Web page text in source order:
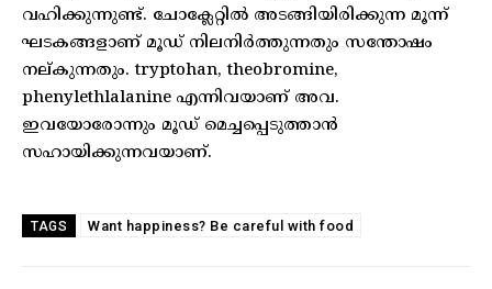
വഹിക്കുന്നുണ്ട്. ചോക്ലേറ്റിൽ അടങ്ങിയിരിക്കുന്ന മൂന്ന്
ഘടകങ്ങളാണ് മൂഡ് നിലനിർത്തുന്നതും സന്തോഷം
നല്കുന്നതും. tryptohan, theobromine,
phenylethlalanine എന്നിവയാണ് അവ.
ഇവയോരോന്നും മൂഡ് മെച്ചപ്പെടുത്താൻ
സഹായിക്കുന്നവയാണ്.
TAGS Want happiness? Be careful with food